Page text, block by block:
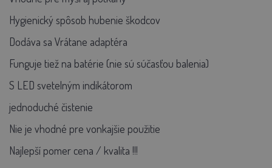
Hygienický spôsob hubenie škodcov
Dodáva sa Vrátane adaptéra
Funguje tiež na batérie (nie sú súčasťou balenia)
S LED svetelným indikátorom
jednoduché čistenie
Nie je vhodné pre vonkajšie použitie
Najlepší pomer cena / kvalita !!!